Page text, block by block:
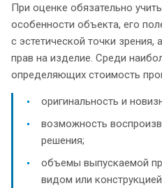
При оценке обязательно
особенности объекта, его
с эстетической точки
прав на изделие. Среди
определяющих стоимость
оригинальность и
возможность
решения;
объемы выпускаемой
видом или